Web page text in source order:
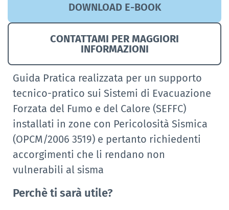
DOWNLOAD E-BOOK
CONTATTAMI PER MAGGIORI
INFORMAZIONI
Guida Pratica realizzata per un supporto
tecnico-pratico sui Sistemi di Evacuazione
Forzata del Fumo e del Calore (SEFFC)
installati in zone con Pericolosità Sismica
(OPCM/2006 3519) e pertanto richiedenti
accorgimenti che li rendano non
vulnerabili al sisma
Perchè ti sarà utile?